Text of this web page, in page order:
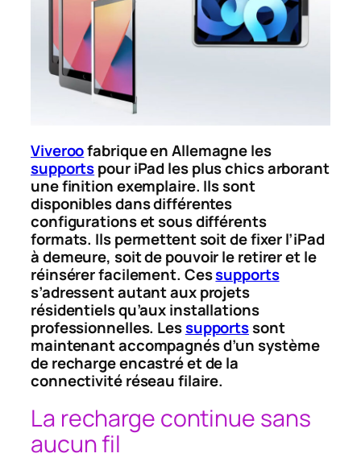
Viveroofabrique en Allemagne les
supportspour iPad les plus chics arborant
une finition exemplaire. Ils sont
disponibles dans différentes
configurations et sous différents
formats. Ils permettent soit de fixer l’iPad
à demeure, soit de pouvoir le retirer et le
réinsérer facilement. Cessupports
s’adressent autant aux projets
résidentiels qu’aux installations
professionnelles. Lessupportssont
maintenant accompagnés d’un système
de recharge encastré et de la
connectivité réseau filaire.
La recharge continue sans
aucun fil